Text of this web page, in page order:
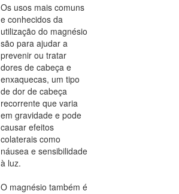
Os usos mais comuns
e conhecidos da
utilização do magnésio
são para ajudar a
prevenir ou tratar
dores de cabeça e
enxaquecas, um tipo
de dor de cabeça
recorrente que varia
em gravidade e pode
causar efeitos
colaterais como
náusea e sensibilidade
à luz.
O magnésio também é